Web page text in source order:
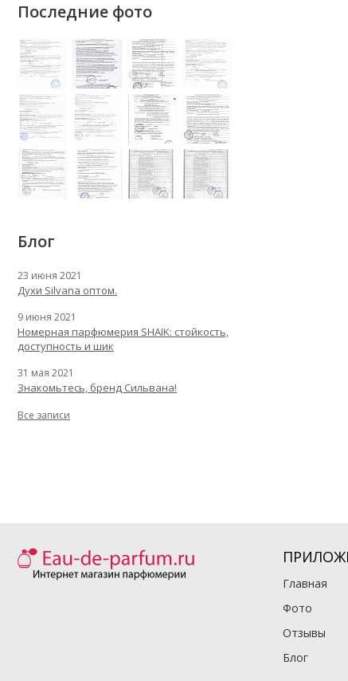
Последние фото
Блог
23 июня 2021
Духи Silvana оптом.
9 июня 2021
Номерная парфюмерия SHAIK: стойкость,
доступность и шик
31 мая 2021
Знакомьтесь, бренд Сильвана!
Все записи
Главная
Фото
Отзывы
Блог